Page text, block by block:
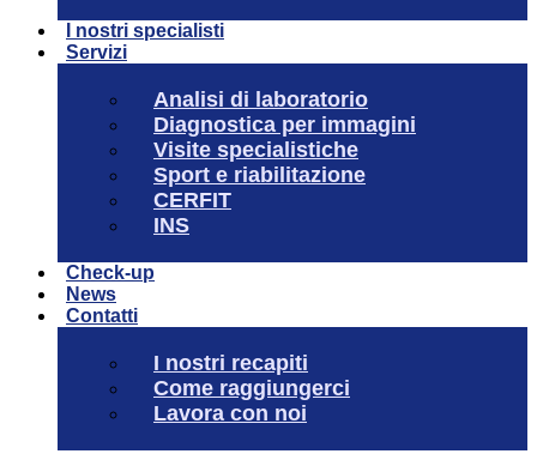
I nostri specialisti
Servizi
Analisi di laboratorio
Diagnostica per immagini
Visite specialistiche
Sport e riabilitazione
CERFIT
INS
Check-up
News
Contatti
I nostri recapiti
Come raggiungerci
Lavora con noi